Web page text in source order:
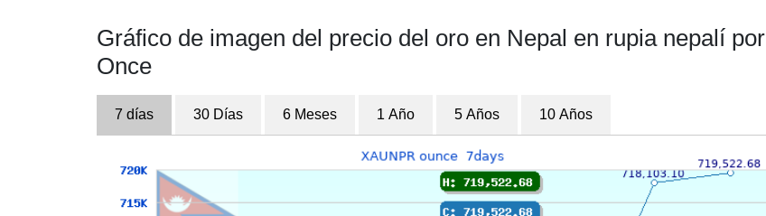
Gráfico de imagen del precio del oro en Nepal en rupia nepalí por
Once
7 días 30 Días 6 Meses 1 Año 5 Años 10 Años